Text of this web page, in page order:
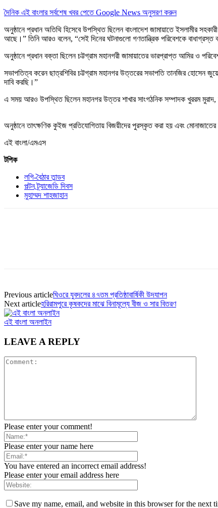
দৈনিক এই বাংলার সর্বশেষ খবর পেতে Google News অনুসরণ করুন
অনুষ্ঠানে প্রধান অতিথি হিসেবে উপস্থিত ছিলেন বাংলাদেশ জামায়াতে ইসলামীর
আছে।” তিনি আরও বলেন, “সেই দিনের ঘটনাগুলো গণতান্ত্রিক পরিবেশকে বাধাগ্রস্ত
অনুষ্ঠানে প্রধান বক্তা ছিলেন চট্টগ্রাম মহানগরী জামায়াতের ভারপ্রাপ্ত আমির ও
সভাপতিত্ব করেন ছাত্রশিবির চট্টগ্রাম মহানগর উত্তরের সভাপতি তানজির হোসেন
দাবি করছি।”
এ সময় আরও উপস্থিত ছিলেন মহানগর উত্তর শাখার সাংগঠনিক সম্পাদক খুররম
অনুষ্ঠানে তাৎক্ষণিক কুইজ প্রতিযোগিতায় বিজয়ীদের পুরস্কৃত করা হয় এবং মোনাজাতের
এই বাংলা/এমএস
টপিক
লগি-বৈঠার তান্ডব
পল্টন ট্র্যাজেডি দিবস
মুহাম্মদ শাহজাহান
Previous articleঘিওরে যুবদলের ৪৭তম প্রতিষ্ঠাবার্ষিকী উদযাপন
Next articleহরিরামপুরে কৃষকদের মাঝে বিনামূল্যে বীজ ও সার বিতরণ
এই বাংলা অনলাইন
LEAVE A REPLY
Please enter your comment!
Please enter your name here
You have entered an incorrect email address!
Please enter your email address here
Save my name, email, and website in this browser for the next